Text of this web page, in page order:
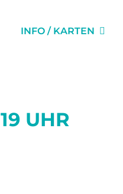
INFO / KARTEN
19 UHR